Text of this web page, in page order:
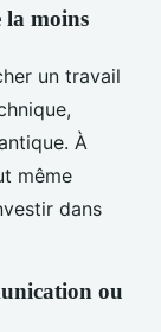
la moins
un travail
À
même
dans
ou